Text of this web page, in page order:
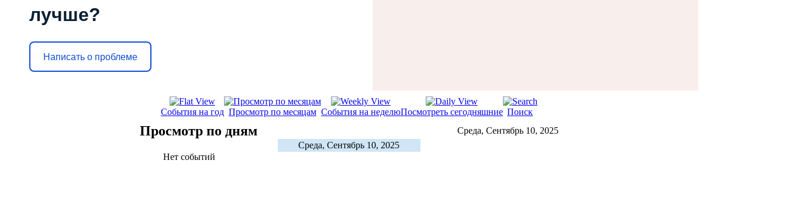
лучше?
Написать о проблеме
События на год Просмотр по месяцам События на неделюПосмотреть сегодняшние Поиск
Просмотр по дням
Среда, Сентябрь 10, 2025
Среда, Сентябрь 10, 2025
Нет событий